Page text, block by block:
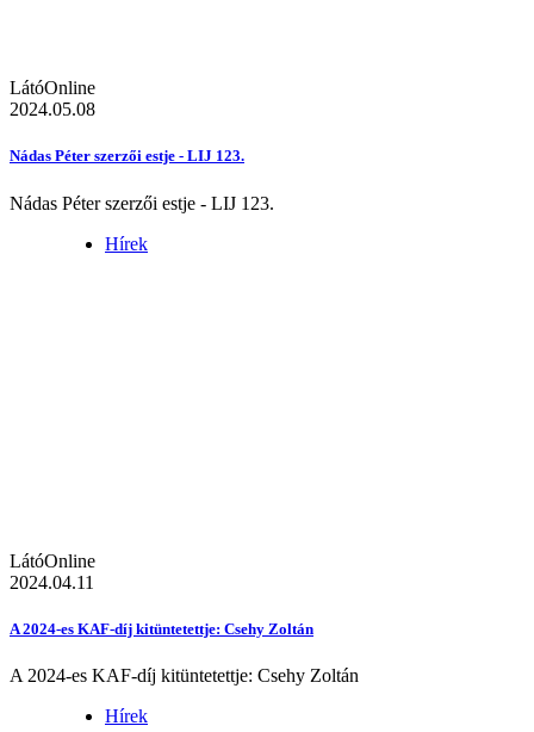
LátóOnline
2024.05.08
Nádas Péter szerzői estje - LIJ 123.
Nádas Péter szerzői estje - LIJ 123.
Hírek
LátóOnline
2024.04.11
A 2024-es KAF-díj kitüntetettje: Csehy Zoltán
A 2024-es KAF-díj kitüntetettje: Csehy Zoltán
Hírek